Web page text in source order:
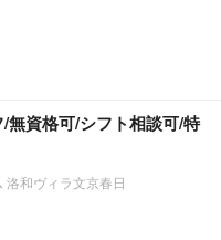
/無資格可/シフト相談可/特
和ヴィラ文京春日